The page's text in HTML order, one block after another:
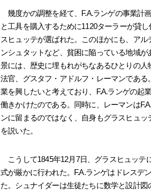
幾度かの調整を経て、F.A.ランゲの事業計
と工具を購入するために1120ターラーが貸
スヒュッテが選ばれた。このほかにも、ア
ンシュタットなど、貧困に陥っている地域
景には、歴史に埋もれがちなあるひとりの
法官、グスタフ・アドルフ・レーマンであ
業を興したいと考えており、F.A.ランゲの起
働きかけたのである。同時に、レーマンは
ンに留まるのではなく、自身もグラスヒュ
を説いた。
こうして1845年12月7日、グラスヒュッテ
式が厳かに行われた。F.A.ランゲはドレスデ
た。シュナイダーは生徒たちに数学と設計